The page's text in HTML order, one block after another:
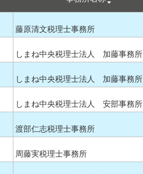
藤原清文税理士事務所
しまね中央税理士法人 加藤事務所
しまね中央税理士法人 加藤事務所
しまね中央税理士法人 安部事務所
渡部仁志税理士事務所
周藤実税理士事務所